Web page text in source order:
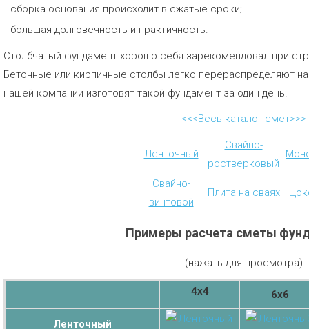
сборка основания происходит в сжатые сроки;
большая долговечность и практичность.
Столбчатый фундамент хорошо себя зарекомендовал при
Бетонные или кирпичные столбы легко перераспределяют
нашей компании изготовят такой фундамент за один день!
<<<Весь каталог смет>>>
Ленточный
Свайно-
ростверковый
Свайно-
винтовой
Плита на сваях
Примеры расчета сметы
(нажать для просмотра)
4х4 6х6
Ленточный